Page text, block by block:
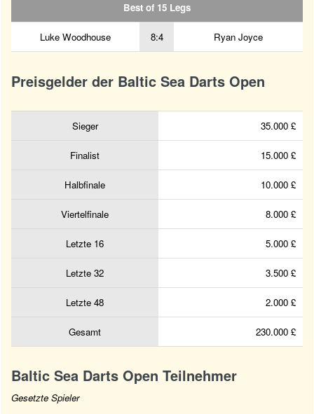
Best of 15 Legs
Luke Woodhouse 8:4 Ryan Joyce
Preisgelder der Baltic Sea Darts Open
Sieger 35.000 £
Finalist 15.000 £
Halbfinale 10.000 £
Viertelfinale 8.000 £
Letzte 16 5.000 £
Letzte 32 3.500 £
Letzte 48 2.000 £
Gesamt 230.000 £
Baltic Sea Darts Open Teilnehmer
Gesetzte Spieler